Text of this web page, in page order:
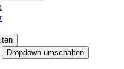
Dropdown umschalten